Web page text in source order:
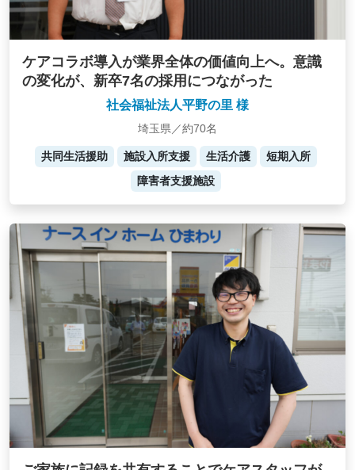
ケアコラボ導入が業界全体の価値向上へ。意識
の変化が、新卒7名の採用につながった
社会福祉法人平野の里 様
埼玉県／約70名
共同生活援助 施設入所支援 生活介護
短期入所
障害者支援施設